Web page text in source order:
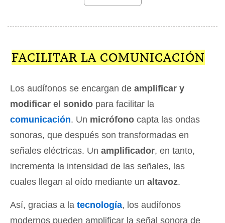
FACILITAR LA COMUNICACIÓN
Los audífonos se encargan de amplificar y
modificar el sonido para facilitar la
comunicación. Un micrófono capta las ondas
sonoras, que después son transformadas en
señales eléctricas. Un amplificador, en tanto,
incrementa la intensidad de las señales, las
cuales llegan al oído mediante un altavoz.
Así, gracias a la tecnología, los audífonos
modernos pueden amplificar la señal sonora de